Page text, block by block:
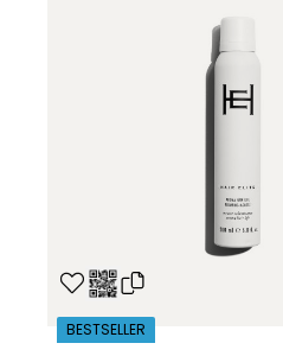
BESTSELLER